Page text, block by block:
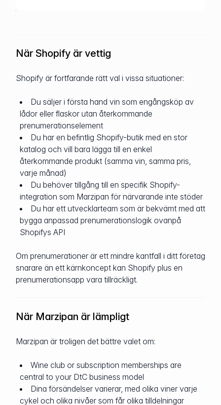
När Shopify är vettig
Shopify är fortfarande rätt val i vissa situationer:
Du säljer i första hand vin som engångsköp av
lådor eller flaskor utan återkommande
prenumerationselement
Du har en befintlig Shopify-butik med en stor
katalog och vill bara lägga till en enkel
återkommande produkt (samma vin, samma pris,
varje månad)
Du behöver tillgång till en specifik Shopify-
integration som Marzipan för närvarande inte stöder
Du har ett utvecklarteam som är bekvämt med att
bygga anpassad prenumerationslogik ovanpå
Shopifys API
Om prenumerationer är ett mindre kantfall i ditt företag
snarare än ett kärnkoncept kan Shopify plus en
prenumerationsapp vara tillräckligt.
När Marzipan är lämpligt
Marzipan är troligen det bättre valet om:
Wine club or subscription memberships are
central to your DtC business model
Dina försändelser varierar, med olika viner varje
cykel och olika nivåer som får olika tilldelningar